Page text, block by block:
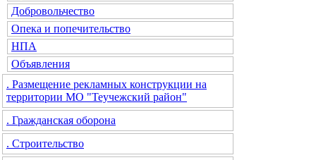
Добровольчество
Опека и попечительство
НПА
Объявления
. Размещение рекламных конструкции на
территории МО "Теучежский район"
. Гражданская оборона
. Строительство